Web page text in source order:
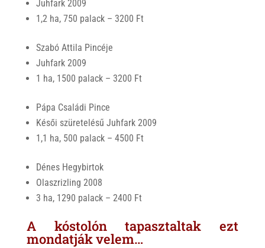
Juhfark 2009
1,2 ha, 750 palack – 3200 Ft
Szabó Attila Pincéje
Juhfark 2009
1 ha, 1500 palack – 3200 Ft
Pápa Családi Pince
Késői szüretelésű Juhfark 2009
1,1 ha, 500 palack – 4500 Ft
Dénes Hegybirtok
Olaszrizling 2008
3 ha, 1290 palack – 2400 Ft
A kóstolón tapasztaltak ezt
mondatják velem…